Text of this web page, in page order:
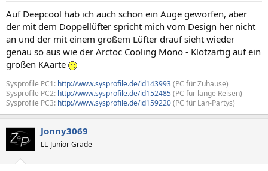
Auf Deepcool hab ich auch schon ein Auge geworfen, aber
der mit dem Doppellüfter spricht mich vom Design her nicht
an und der mit einem großem Lüfter drauf sieht wieder
genau so aus wie der Arctoc Cooling Mono - Klotzartig auf ein
großen KAarte
Sysprofile PC1: http://www.sysprofile.de/id143993(PC für Zuhause)
Sysprofile PC2: http://www.sysprofile.de/id152485(PC für lange Reisen)
Sysprofile PC3: http://www.sysprofile.de/id159220(PC für Lan-Partys)
Jonny3069
Lt. Junior Grade